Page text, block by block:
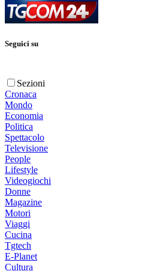
Seguici su
Sezioni
Cronaca
Mondo
Economia
Politica
Spettacolo
Televisione
People
Lifestyle
Videogiochi
Donne
Magazine
Motori
Viaggi
Cucina
Tgtech
E-Planet
Cultura